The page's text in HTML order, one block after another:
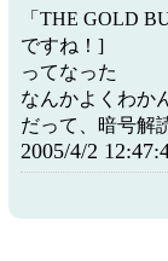
「THE GOLD
ですね！]
ってなった
なんかよくわか
だって、暗号解
2005/4/2